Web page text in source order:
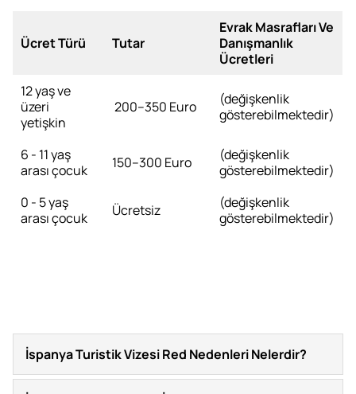
Ücret Türü Tutar
Evrak Masrafları Ve
Danışmanlık
Ücretleri
12 yaş ve
üzeri
yetişkin
200–350 Euro
(değişkenlik
gösterebilmektedir)
6 - 11 yaş
arası çocuk
150–300 Euro
(değişkenlik
gösterebilmektedir)
0 - 5 yaş
arası çocuk
Ücretsiz
(değişkenlik
gösterebilmektedir)
İspanya Turistik Vizesi Red Nedenleri Nelerdir?